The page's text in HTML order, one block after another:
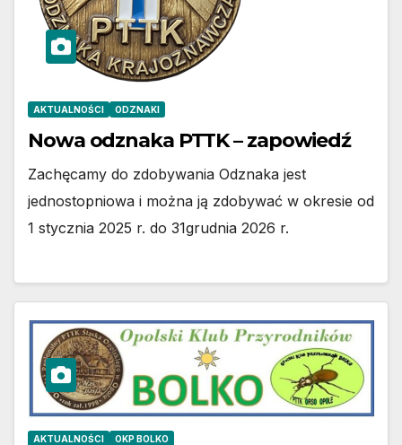
AKTUALNOŚCI ODZNAKI
Nowa odznaka PTTK – zapowiedź
Zachęcamy do zdobywania Odznaka jest
jednostopniowa i można ją zdobywać w okresie od
1 stycznia 2025 r. do 31grudnia 2026 r.
AKTUALNOŚCI OKP BOLKO